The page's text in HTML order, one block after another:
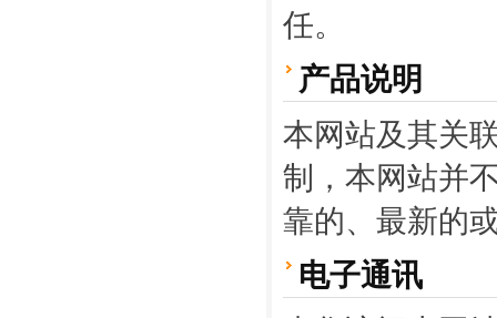
任。
产品说明
本网站及其关
制，本网站并
靠的、最新的
电子通讯